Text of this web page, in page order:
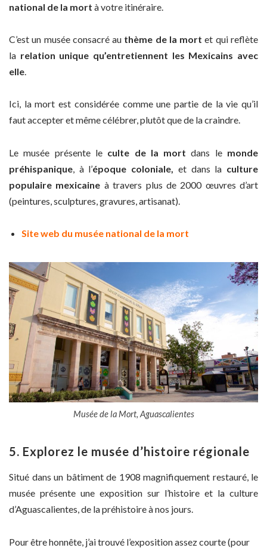
national de la mort à votre itinéraire.
C’est un musée consacré au thème de la mort et qui reflète
la relation unique qu’entretiennent les Mexicains avec
elle.
Ici, la mort est considérée comme une partie de la vie qu’il
faut accepter et même célébrer, plutôt que de la craindre.
Le musée présente le culte de la mort dans le monde
préhispanique, à l’époque coloniale, et dans la culture
populaire mexicaine à travers plus de 2000 œuvres d’art
(peintures, sculptures, gravures, artisanat).
Site web du musée national de la mort
Musée de la Mort, Aguascalientes
5. Explorez le musée d’histoire régionale
Situé dans un bâtiment de 1908 magnifiquement restauré, le
musée présente une exposition sur l’histoire et la culture
d’Aguascalientes, de la préhistoire à nos jours.
Pour être honnête, j’ai trouvé l’exposition assez courte (pour